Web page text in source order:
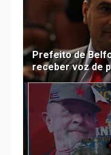
Prefeito de
receber voz de